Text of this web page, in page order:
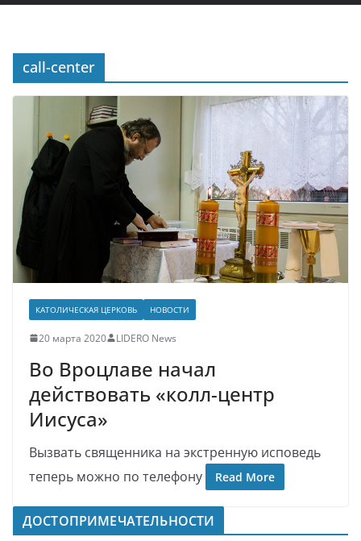
call-center
КАТОЛИЧЕСКАЯ ЦЕРКОВЬ НОВОСТИ
20 марта 2020 LIDERO News
Во Вроцлаве начал
действовать «колл-центр
Иисуса»
Вызвать священника на экстренную исповедь
теперь можно по телефону
Read More
ДОСТОПРИМЕЧАТЕЛЬНОСТИ